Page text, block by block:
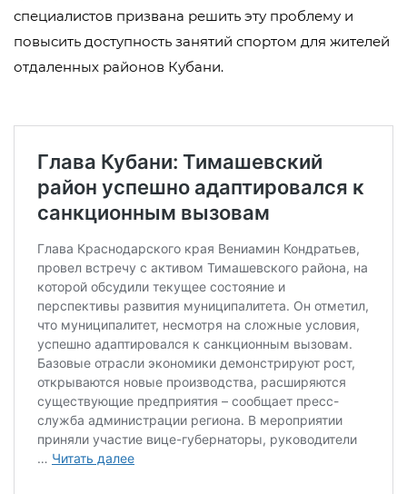
специалистов призвана решить эту проблему и
повысить доступность занятий спортом для жителей
отдаленных районов Кубани.